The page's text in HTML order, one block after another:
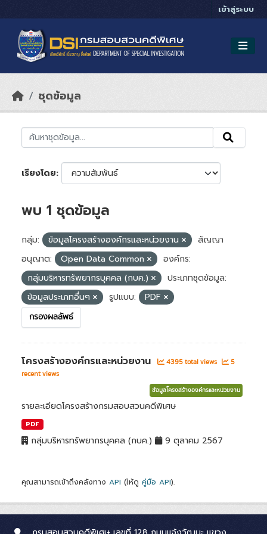
เข้าสู่ระบบ
ชุดข้อมูล
เรียงโดย
พบ 1 ชุดข้อมูล
กลุ่ม: ข้อมูลโครงสร้างองค์กรและหน่วยงาน
สัญญา
อนุญาต:
Open Data Common
องค์กร:
กลุ่มบริหารทรัพยากรบุคคล (กบค.)
ประเภทชุดข้อมูล:
ข้อมูลประเภทอื่นๆ
รูปแบบ: PDF
กรองผลลัพธ์
โครงสร้างองค์กรและหน่วยงาน 4395 total views
5
recent views
ข้อมูลโครงสร้างองค์กรและหน่วยงาน
รายละเอียดโครงสร้างกรมสอบสวนคดีพิเศษ
PDF
กลุ่มบริหารทรัพยากรบุคคล (กบค.) 9 ตุลาคม 2567
คุณสามารถเข้าถึงคลังทาง API (ให้ดู คู่มือ API).